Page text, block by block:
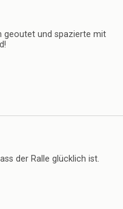
geoutet und spazierte mit
der Ralle glücklich ist.